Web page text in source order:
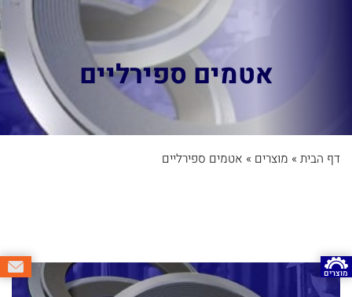
מוצרים
אטמים ספירליים
דף הבית » מוצרים » אטמים ספירליים